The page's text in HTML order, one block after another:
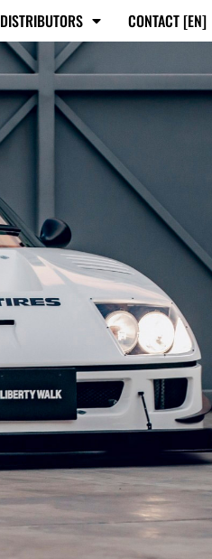
DISTRIBUTORS CONTACT [EN]